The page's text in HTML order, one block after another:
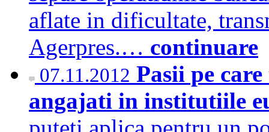
aflate in dificultate,
Agerpres.… continuare
07.11.2012 Pasii pe
angajati in institutiile